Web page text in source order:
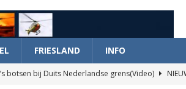
FRIESLAND INFO
botsen bij Duits Nederlandse grens(Video)